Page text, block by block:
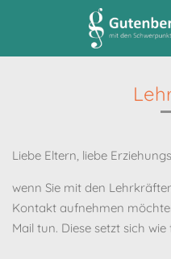
springen
Liebe Eltern, liebe
wenn Sie mit den
Kontakt aufnehmen
Mail tun. Diese setzt sich